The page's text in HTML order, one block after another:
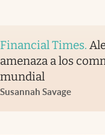
Financial Times.
amenaza a los
mundial
Susannah Savage